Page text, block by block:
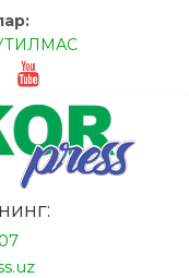
ИККАЛАНГ ҲАМ